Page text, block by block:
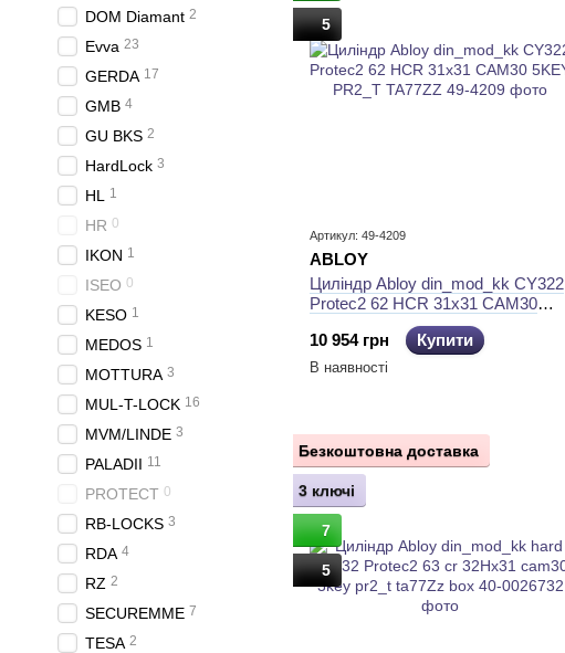
5
Артикул: 49-4209
ABLOY
Циліндр Abloy din_mod_kk CY322
Protec2 62 HCR 31x31 CAM30
5KEY PR2_T TA77ZZ
10 954 грн
Купити
В наявності
Безкоштовна доставка
3 ключі
7
5
DOM Diamant 2
Evva 23
GERDA 17
GMB 4
GU BKS 2
HardLock 3
HL 1
HR 0
IKON 1
ISEO 0
KESO 1
MEDOS 1
MOTTURA 3
MUL-T-LOCK 16
MVM/LINDE 3
PALADII 11
PROTECT 0
RB-LOCKS 3
RDA 4
RZ 2
SECUREMME 7
TESA 2